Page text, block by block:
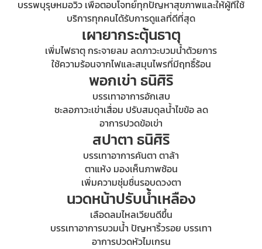
บรรพบุรุษหมอวิว เพื่อตอบโจทย์ทุกปัญหาสุขภาพและให้ผู้ที่ใช้
บริการทุกคนได้รับการดูแลที่ดีที่สุด
เผายากระตุ้นธาตุ
เพิ่มไฟธาตุ กระจายลม ลดภาวะบวมน้ำด้วยการ
ใช้ความร้อนจากไฟและสมุนไพรที่มีฤทธิ์ร้อน
พอกเข่า ธนิศิริ
บรรเทาอาการอักเสบ
ชะลอภาวะเข่าเสื่อม ปรับสมดุลน้ำไขข้อ ลด
อาการปวดข้อเข่า
สปาตา ธนิศิริ
บรรเทาอาการคันตา ตาล้า
ตาแห้ง มองเห็นภาพซ้อน
เพิ่มความชุ่มชื่นรอบดวงตา
นวดหน้าปรับน้ำเหลือง
เลือดลมไหลเวียนดีขึ้น
บรรเทาอาการบวมน้ำ ปัญหาริ้วรอย บรรเทา
อาการปวดหัวไมเกรน